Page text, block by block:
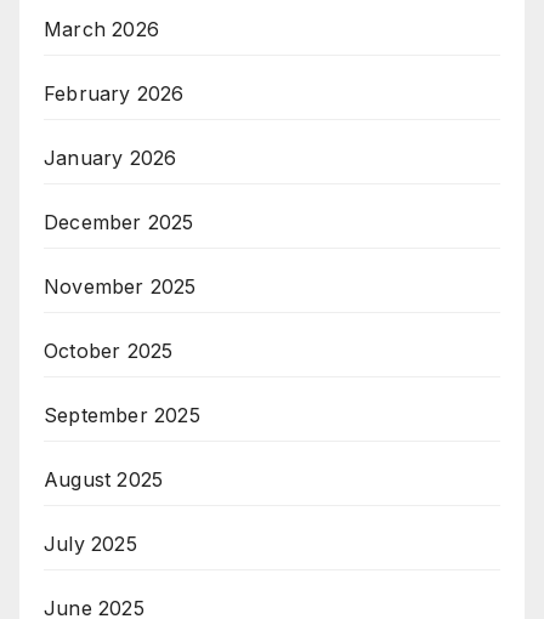
March 2026
February 2026
January 2026
December 2025
November 2025
October 2025
September 2025
August 2025
July 2025
June 2025